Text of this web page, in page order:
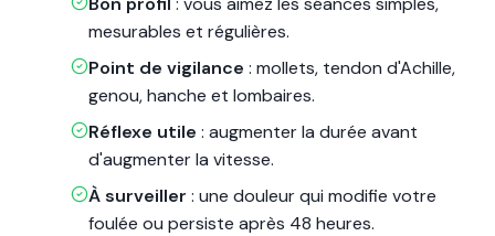
mesurables et régulières.
Point de vigilance : mollets, tendon d'Achille,
genou, hanche et lombaires.
Réflexe utile : augmenter la durée avant
d'augmenter la vitesse.
À surveiller : une douleur qui modifie votre
foulée ou persiste après 48 heures.